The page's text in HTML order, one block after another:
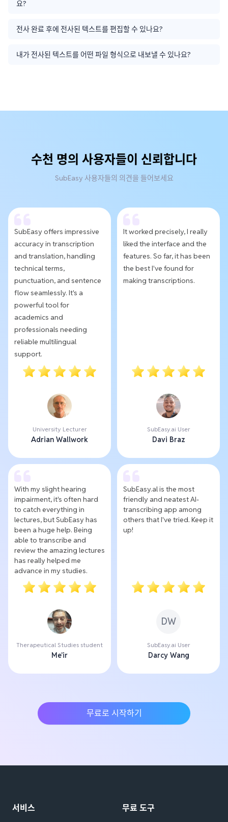
요?
전사 완료 후에 전사된 텍스트를 편집할 수 있나요?
내가 전사된 텍스트를 어떤 파일 형식으로 내보낼 수 있나요?
수천 명의 사용자들이 신뢰합니다
SubEasy 사용자들의 의견을 들어보세요
SubEasy offers impressive
accuracy in transcription
and translation, handling
technical terms,
punctuation, and sentence
flow seamlessly. It's a
powerful tool for
academics and
professionals needing
reliable multilingual
support.
University Lecturer
Adrian Wallwork
It worked precisely, I really
liked the interface and the
features. So far, it has been
the best I've found for
making transcriptions.
SubEasy.ai User
Davi Braz
With my slight hearing
impairment, it's often hard
to catch everything in
lectures, but SubEasy has
been a huge help. Being
able to transcribe and
review the amazing lectures
has really helped me
advance in my studies.
Therapeutical Studies student
Me'ir
SubEasy.al is the most
friendly and neatest AI-
transcribing app among
others that I've tried. Keep it
up!
DW
SubEasy.ai User
Darcy Wang
무료로 시작하기
서비스 무료 도구